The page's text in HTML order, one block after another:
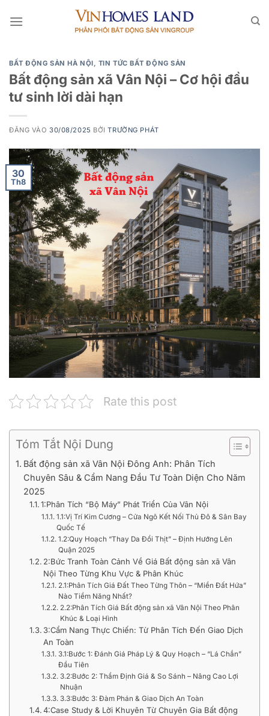
qua
BẤT ĐỘNG SẢN HÀ NỘI, TIN TỨC BẤT ĐỘNG SẢN
Bất động sản xã Vân Nội – Cơ hội đầu
tư sinh lời dài hạn
ĐĂNG VÀO30/08/2025 BỞITRƯỜNG PHÁT
30
Th8
Rate this post
Tóm Tắt Nội Dung
Bất động sản xã Vân Nội Đông Anh: Phân Tích
Chuyên Sâu & Cẩm Nang Đầu Tư Toàn Diện Cho Năm
2025
1:Phân Tích “Bộ Máy” Phát Triển Của Vân Nội
1.1:Vị Trí Kim Cương – Cửa Ngõ Kết Nối Thủ Đô & Sân Bay
Quốc Tế
1.2:Quy Hoạch “Thay Da Đổi Thịt” – Định Hướng Lên
Quận 2025
2:Bức Tranh Toàn Cảnh Về Giá Bất động sản xã Vân
Nội Theo Từng Khu Vực & Phân Khúc
2.1:Phân Tích Giá Đất Theo Từng Thôn – “Miền Đất Hứa”
Nào Tiềm Năng Nhất?
2.2:Phân Tích Giá Bất động sản xã Vân Nội Theo Phân
Khúc & Loại Hình
3:Cẩm Nang Thực Chiến: Từ Phân Tích Đến Giao Dịch
An Toàn
3.1:Bước 1: Đánh Giá Pháp Lý & Quy Hoạch – “Lá Chắn”
Đầu Tiên
3.2:Bước 2: Thẩm Định Giá & So Sánh – Nâng Cao Lợi
Nhuận
3.3:Bước 3: Đàm Phán & Giao Dịch An Toàn
4:Case Study & Lời Khuyên Từ Chuyên Gia Bất động